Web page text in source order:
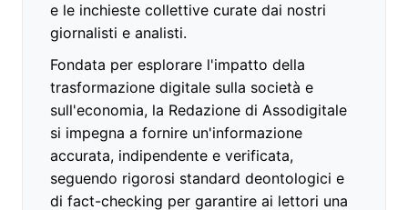
e le inchieste collettive curate dai nostri
giornalisti e analisti.
Fondata per esplorare l'impatto della
trasformazione digitale sulla società e
sull'economia, la Redazione di Assodigitale
si impegna a fornire un'informazione
accurata, indipendente e verificata,
seguendo rigorosi standard deontologici e
di fact-checking per garantire ai lettori una